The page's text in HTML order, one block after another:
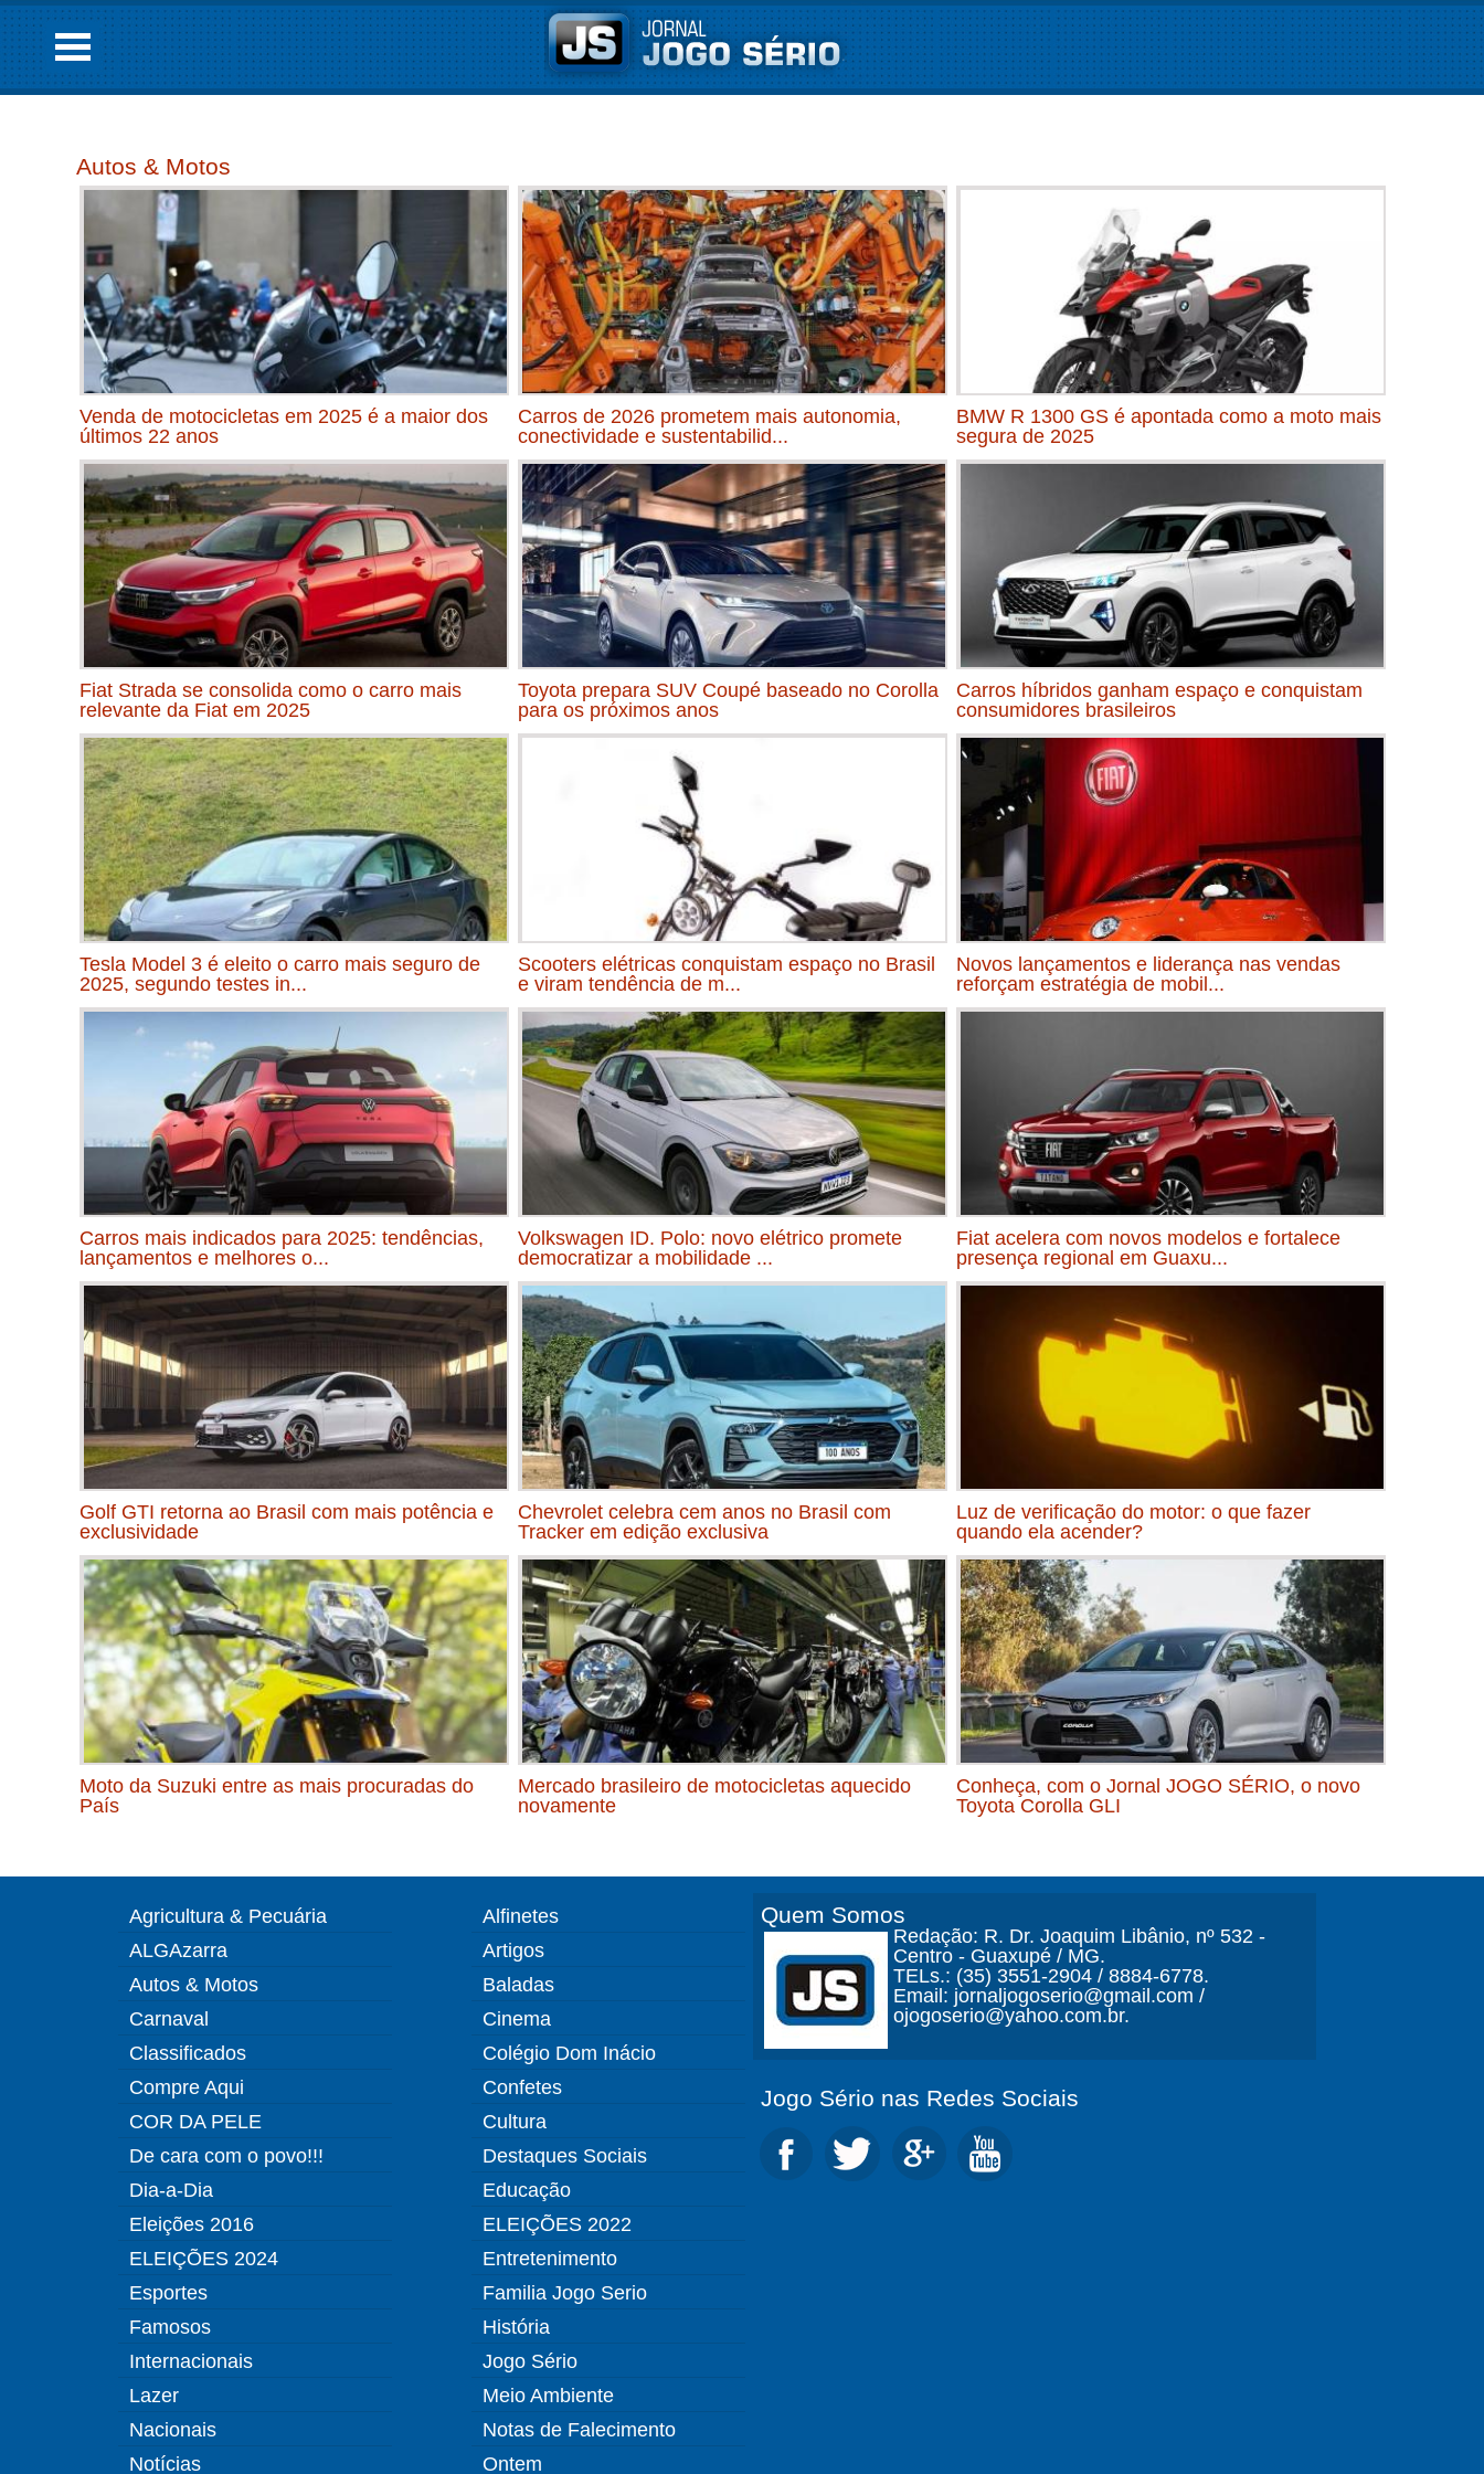
Autos & Motos
Venda de motocicletas em 2025 é a maior dos
últimos 22 anos
Carros de 2026 prometem mais autonomia,
conectividade e sustentabilid...
BMW R 1300 GS é apontada como a moto mais
segura de 2025
Fiat Strada se consolida como o carro mais
relevante da Fiat em 2025
Toyota prepara SUV Coupé baseado no Corolla
para os próximos anos
Carros híbridos ganham espaço e conquistam
consumidores brasileiros
Tesla Model 3 é eleito o carro mais seguro de
2025, segundo testes in...
Scooters elétricas conquistam espaço no Brasil
e viram tendência de m...
Novos lançamentos e liderança nas vendas
reforçam estratégia de mobil...
Carros mais indicados para 2025: tendências,
lançamentos e melhores o...
Volkswagen ID. Polo: novo elétrico promete
democratizar a mobilidade ...
Fiat acelera com novos modelos e fortalece
presença regional em Guaxu...
Golf GTI retorna ao Brasil com mais potência e
exclusividade
Chevrolet celebra cem anos no Brasil com
Tracker em edição exclusiva
Luz de verificação do motor: o que fazer
quando ela acender?
Moto da Suzuki entre as mais procuradas do
País
Mercado brasileiro de motocicletas aquecido
novamente
Conheça, com o Jornal JOGO SÉRIO, o novo
Toyota Corolla GLI
Agricultura & Pecuária
ALGAzarra
Autos & Motos
Carnaval
Classificados
Compre Aqui
COR DA PELE
De cara com o povo!!!
Dia-a-Dia
Eleições 2016
ELEIÇÕES 2024
Esportes
Famosos
Internacionais
Lazer
Nacionais
Notícias
Alfinetes
Artigos
Baladas
Cinema
Colégio Dom Inácio
Confetes
Cultura
Destaques Sociais
Educação
ELEIÇÕES 2022
Entretenimento
Familia Jogo Serio
História
Jogo Sério
Meio Ambiente
Notas de Falecimento
Ontem
Quem Somos
Redação: R. Dr. Joaquim Libânio, nº 532 -
Centro - Guaxupé / MG.
TELs.: (35) 3551-2904 / 8884-6778.
Email: jornaljogoserio@gmail.com /
ojogoserio@yahoo.com.br.
Jogo Sério nas Redes Sociais